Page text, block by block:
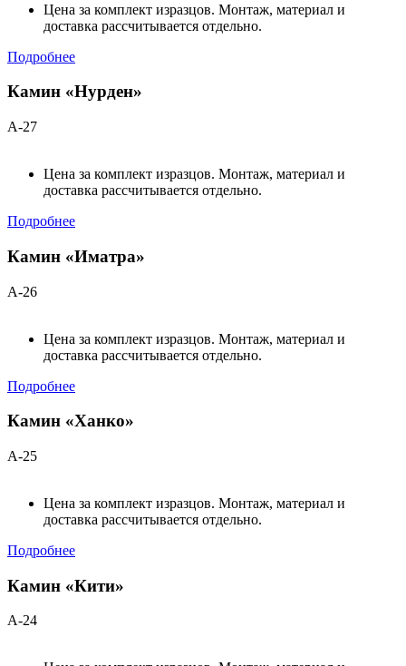
Цена за комплект изразцов. Монтаж, материал и
доставка рассчитывается отдельно.
Подробнее
Камин «Нурден»
А-27
Цена за комплект изразцов. Монтаж, материал и
доставка рассчитывается отдельно.
Подробнее
Камин «Иматра»
А-26
Цена за комплект изразцов. Монтаж, материал и
доставка рассчитывается отдельно.
Подробнее
Камин «Ханко»
А-25
Цена за комплект изразцов. Монтаж, материал и
доставка рассчитывается отдельно.
Подробнее
Камин «Кити»
А-24